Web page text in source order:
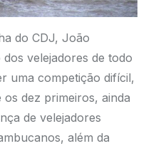
do CDJ, João
velejadores de todo
uma competição difícil,
dez primeiros, ainda
de velejadores
além da